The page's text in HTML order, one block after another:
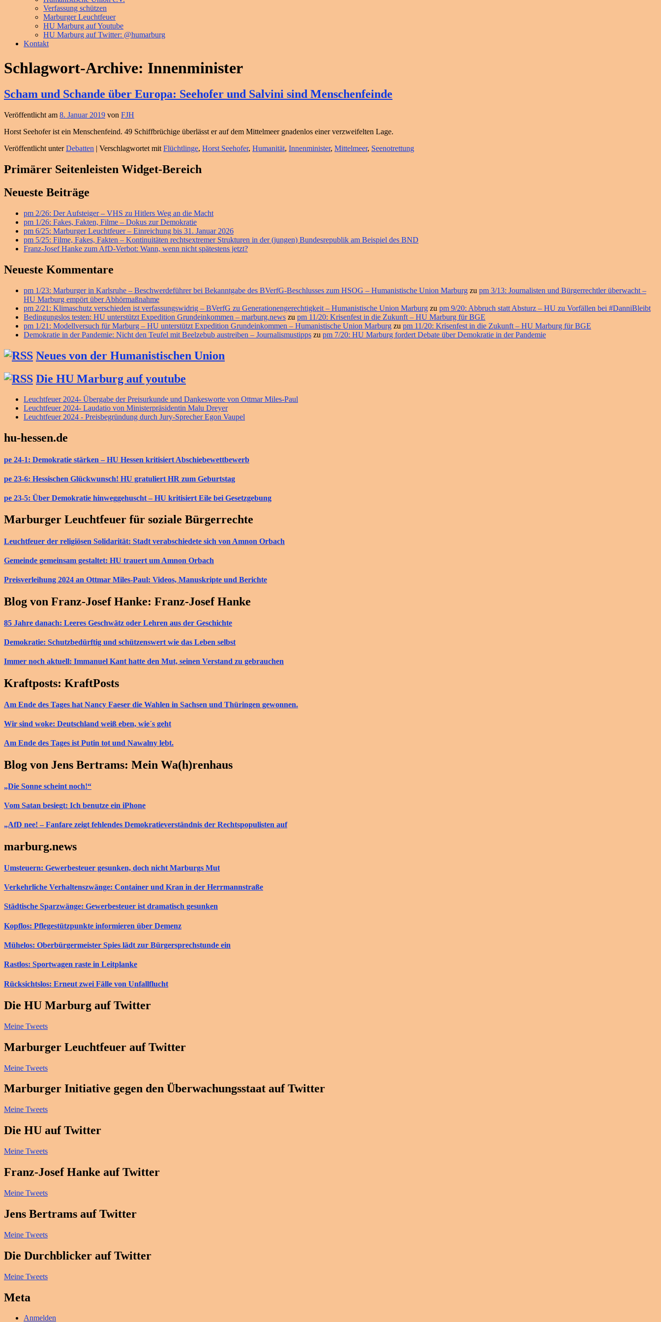
Verfassung schützen
Marburger Leuchtfeuer
HU Marburg auf Youtube
HU Marburg auf Twitter: @humarburg
Kontakt
Schlagwort-Archive: Innenminister
Scham und Schande über Europa: Seehofer und Salvini sind Menschenfeinde
Veröffentlicht am 8. Januar 2019 von FJH
Horst Seehofer ist ein Menschenfeind. 49 Schiffbrüchige überlässt er auf dem Mittelmeer gnadenlos einer verzweifelten Lage.
Veröffentlicht unter Debatten | Verschlagwortet mit Flüchtlinge, Horst Seehofer, Humanität, Innenminister, Mittelmeer, Seenotrettung
Primärer Seitenleisten Widget-Bereich
Neueste Beiträge
pm 2/26: Der Aufsteiger – VHS zu Hitlers Weg an die Macht
pm 1/26: Fakes, Fakten, Filme – Dokus zur Demokratie
pm 6/25: Marburger Leuchtfeuer – Einreichung bis 31. Januar 2026
pm 5/25: Filme, Fakes, Fakten – Kontinuitäten rechtsextremer Strukturen in der (jungen) Bundesrepublik am Beispiel des BND
Franz-Josef Hanke zum AfD-Verbot: Wann, wenn nicht spätestens jetzt?
Neueste Kommentare
pm 1/23: Marburger in Karlsruhe – Beschwerdeführer bei Bekanntgabe des BVerfG-Beschlusses zum HSOG – Humanistische Union Marburg zu pm 3/13: Journalisten und Bürgerrechtler überwacht –
HU Marburg empört über Abhörmaßnahme
pm 2/21: Klimaschutz verschieden ist verfassungswidrig – BVerfG zu Generationengerechtigkeit – Humanistische Union Marburg zu pm 9/20: Abbruch statt Absturz – HU zu Vorfällen bei #DanniBleibt
Bedingungslos testen: HU unterstützt Expedition Grundeinkommen – marburg.news zu pm 11/20: Krisenfest in die Zukunft – HU Marburg für BGE
pm 1/21: Modellversuch für Marburg – HU unterstützt Expedition Grundeinkommen – Humanistische Union Marburg zu pm 11/20: Krisenfest in die Zukunft – HU Marburg für BGE
Demokratie in der Pandemie: Nicht den Teufel mit Beelzebub austreiben – Journalismustipps zu pm 7/20: HU Marburg fordert Debate über Demokratie in der Pandemie
Neues von der Humanistischen Union
Die HU Marburg auf youtube
Leuchtfeuer 2024- Übergabe der Preisurkunde und Dankesworte von Ottmar Miles-Paul
Leuchtfeuer 2024- Laudatio von Ministerpräsidentin Malu Dreyer
Leuchtfeuer 2024 - Preisbegründung durch Jury-Sprecher Egon Vaupel
hu-hessen.de
pe 24-1: Demokratie stärken – HU Hessen kritisiert Abschiebewettbewerb
pe 23-6: Hessischen Glückwunsch! HU gratuliert HR zum Geburtstag
pe 23-5: Über Demokratie hinweggehuscht – HU kritisiert Eile bei Gesetzgebung
Marburger Leuchtfeuer für soziale Bürgerrechte
Leuchtfeuer der religiösen Solidarität: Stadt verabschiedete sich von Amnon Orbach
Gemeinde gemeinsam gestaltet: HU trauert um Amnon Orbach
Preisverleihung 2024 an Ottmar Miles-Paul: Videos, Manuskripte und Berichte
Blog von Franz-Josef Hanke: Franz-Josef Hanke
85 Jahre danach: Leeres Geschwätz oder Lehren aus der Geschichte
Demokratie: Schutzbedürftig und schützenswert wie das Leben selbst
Immer noch aktuell: Immanuel Kant hatte den Mut, seinen Verstand zu gebrauchen
Kraftposts: KraftPosts
Am Ende des Tages hat Nancy Faeser die Wahlen in Sachsen und Thüringen gewonnen.
Wir sind woke: Deutschland weiß eben, wie´s geht
Am Ende des Tages ist Putin tot und Nawalny lebt.
Blog von Jens Bertrams: Mein Wa(h)renhaus
„Die Sonne scheint noch!“
Vom Satan besiegt: Ich benutze ein iPhone
„AfD nee! – Fanfare zeigt fehlendes Demokratieverständnis der Rechtspopulisten auf
marburg.news
Umsteuern: Gewerbesteuer gesunken, doch nicht Marburgs Mut
Verkehrliche Verhaltenszwänge: Container und Kran in der Herrmannstraße
Städtische Sparzwänge: Gewerbesteuer ist dramatisch gesunken
Kopflos: Pflegestützpunkte informieren über Demenz
Mühelos: Oberbürgermeister Spies lädt zur Bürgersprechstunde ein
Rastlos: Sportwagen raste in Leitplanke
Rücksichtslos: Erneut zwei Fälle von Unfallflucht
Die HU Marburg auf Twitter
Meine Tweets
Marburger Leuchtfeuer auf Twitter
Meine Tweets
Marburger Initiative gegen den Überwachungsstaat auf Twitter
Meine Tweets
Die HU auf Twitter
Meine Tweets
Franz-Josef Hanke auf Twitter
Meine Tweets
Jens Bertrams auf Twitter
Meine Tweets
Die Durchblicker auf Twitter
Meine Tweets
Meta
Anmelden